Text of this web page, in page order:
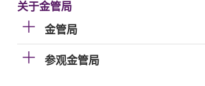
关于金管局
金管局
参观金管局